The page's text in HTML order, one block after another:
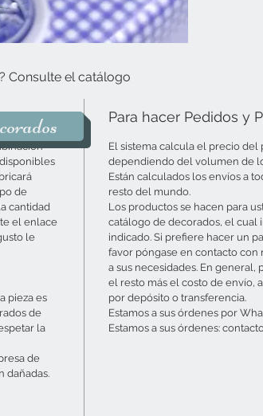
Lleve a
de
cantidad
el enlace
le
pieza es
de
la
de
dañadas.
Para hacer Pedidos y
El sistema calcula el precio
dependiendo del volumen de
Están calculados los envíos a
resto del mundo.
Los productos se hacen para
catálogo de decorados, el cual
indicado. Si prefiere hacer un
favor póngase en contacto con
a sus necesidades. En general,
el resto más el costo de envío,
por depósito o transferencia.
Estamos a sus órdenes por
Estamos a sus órdenes:
Consulte el catálogo